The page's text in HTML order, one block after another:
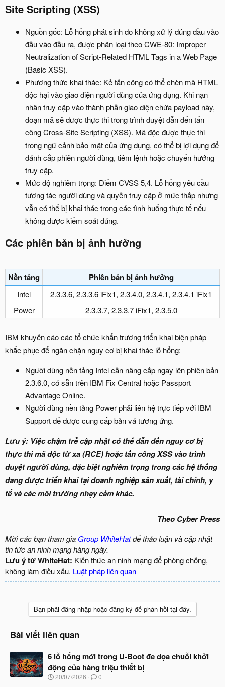
Site Scripting (XSS)
Nguồn gốc: Lỗ hổng phát sinh do không xử lý đúng đầu vào
đầu vào đầu ra, được phân loại theo CWE-80: Improper
Neutralization of Script-Related HTML Tags in a Web Page
(Basic XSS).
Phương thức khai thác: Kẻ tấn công có thể chèn mã HTML
độc hại vào giao diện người dùng của ứng dụng. Khi nạn
nhân truy cập vào thành phần giao diện chứa payload này,
đoạn mã sẽ được thực thi trong trình duyệt dẫn đến tấn
công Cross-Site Scripting (XSS). Mã độc được thực thi
trong ngữ cảnh bảo mật của ứng dụng, có thể bị lợi dụng để
đánh cắp phiên người dùng, tiêm lệnh hoặc chuyển hướng
truy cập.
Mức độ nghiêm trọng: Điểm CVSS 5,4. Lỗ hổng yêu cầu
tương tác người dùng và quyền truy cập ở mức thấp nhưng
vẫn có thể bị khai thác trong các tình huống thực tế nếu
không được kiểm soát đúng.
Các phiên bản bị ảnh hưởng​
Nền tảng​ Phiên bản bị ảnh hưởng​
Intel​
2.3.3.6, 2.3.3.6 iFix1, 2.3.4.0, 2.3.4.1, 2.3.4.1 iFix1​
Power​
2.3.3.7, 2.3.3.7 iFix1, 2.3.5.0​
IBM khuyến cáo các tổ chức khẩn trương triển khai biện pháp
khắc phục để ngăn chặn nguy cơ bị khai thác lỗ hổng:
Người dùng nền tảng Intel cần nâng cấp ngay lên phiên bản
2.3.6.0, có sẵn trên IBM Fix Central hoặc Passport
Advantage Online.
Người dùng nền tảng Power phải liên hệ trực tiếp với IBM
Support để được cung cấp bản vá tương ứng.
Lưu ý: Việc chậm trễ cập nhật có thể dẫn đến nguy cơ bị
thực thi mã độc từ xa (RCE) hoặc tấn công XSS vào trình
duyệt người dùng, đặc biệt nghiêm trọng trong các hệ thống
đang được triển khai tại doanh nghiệp sản xuất, tài chính, y
tế và các môi trường nhạy cảm khác.
Theo Cyber Press
Mời các bạn tham gia Group WhiteHatđể thảo luận và cập nhật
tin tức an ninh mạng hàng ngày.
Lưu ý từ WhiteHat: Kiến thức an ninh mạng để phòng chống,
không làm điều xấu. Luật pháp liên quan
Bạn phải đăng nhập hoặc đăng ký để phản hồi tại đây.
Bài viết liên quan
6 lỗ hổng mới trong U-Boot đe dọa chuỗi khởi
động của hàng triệu thiết bị
N
20/07/2026 0